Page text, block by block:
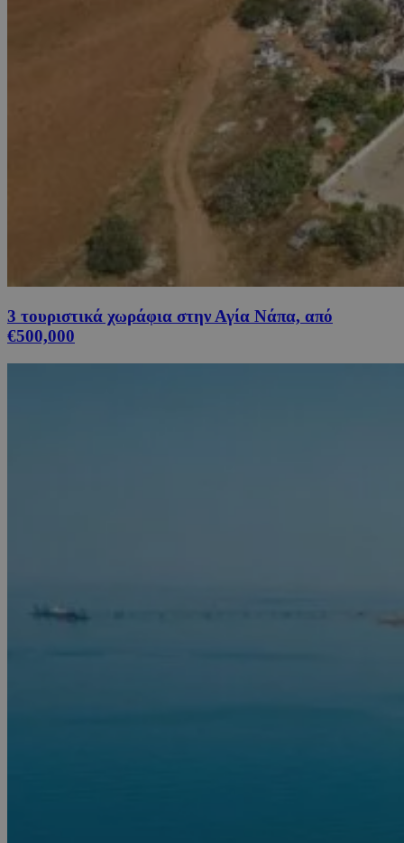
3 τουριστικά χωράφια στην Αγία Νάπα, από
€500,000